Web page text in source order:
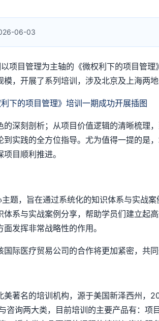
06-03
项目管理为主轴的《微权利下的项目管
，开展了系列培训，涉及北京及上海两地
深刻剖析；从项目价值逻辑的清晰梳理
实践的全方位指导。尤为值得一提的是
目顺利推进。
题，旨在通过系统化的知识体系与实战
系与实战案例分享，帮助学员们建立起
发挥非常战略性的作用。
际医疗贸易公司的合作将更加紧密，共同
著名的培训机构，源于美国新泽西州
咨询两大类，目前培训的主要产品有：